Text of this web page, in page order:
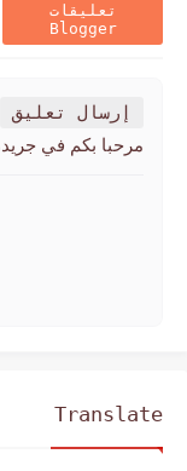
تعليقات
Blogger
إرسال تعليق
مرحبا بكم في
Translate